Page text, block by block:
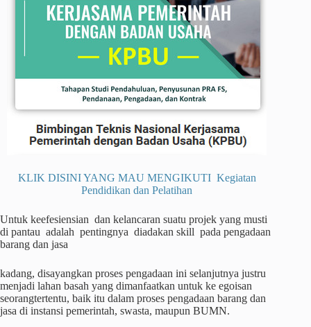
KLIK DISINI YANG MAU MENGIKUTI Kegiatan
Pendidikan dan Pelatihan
Untuk keefesiensian dan kelancaran suatu projek yang musti
di pantau adalah pentingnya diadakan skill pada pengadaan
barang dan jasa
kadang, disayangkan proses pengadaan ini selanjutnya justru
menjadi lahan basah yang dimanfaatkan untuk ke egoisan
seorangtertentu, baik itu dalam proses pengadaan barang dan
jasa di instansi pemerintah, swasta, maupun BUMN.